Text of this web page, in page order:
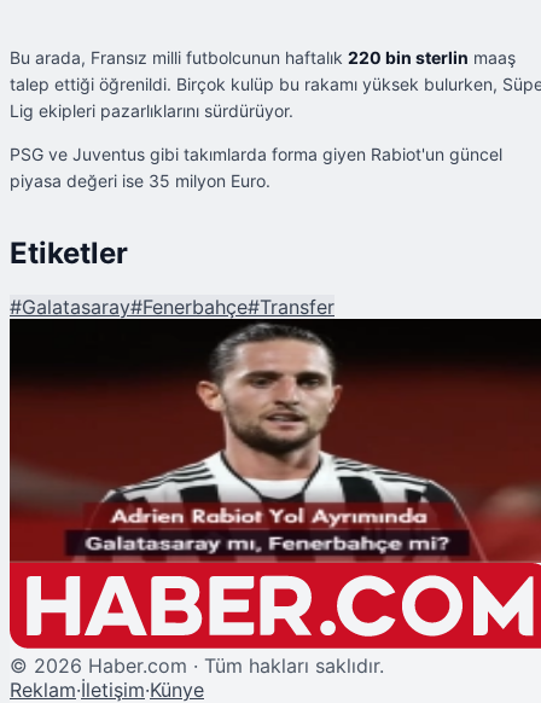
Bu arada, Fransız milli futbolcunun haftalık 220 bin sterlin maaş
talep ettiği öğrenildi. Birçok kulüp bu rakamı yüksek bulurken,
Lig ekipleri pazarlıklarını sürdürüyor.
PSG ve Juventus gibi takımlarda forma giyen Rabiot'un güncel
piyasa değeri ise 35 milyon Euro.
Etiketler
#Galatasaray#Fenerbahçe#Transfer
Adrien Rabiot Yol Ayrımında: Galatasaray mı, Fenerbahçe mi?
© 2026 Haber.com · Tüm hakları saklıdır.
Reklam·İletişim·Künye